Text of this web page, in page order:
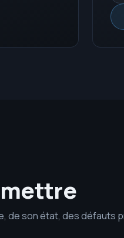
de son état, des défauts